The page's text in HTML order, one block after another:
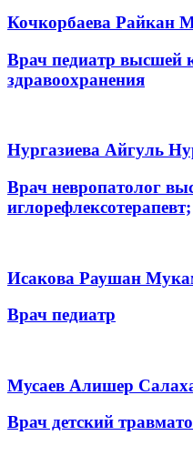
Кочкорбаева Райкан
Врач педиатр высшей
здравоохранения
Нургазиева Айгуль
Врач невропатолог
иглорефлексотерапевт;
Исакова Раушан
Врач педиатр
Мусаев Алишер
Врач детский